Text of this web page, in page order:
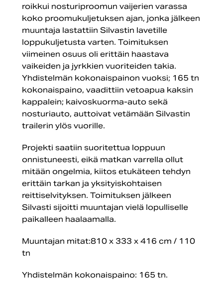
roikkui nosturiproomun vaijerien varassa
koko proomukuljetuksen ajan, jonka jälkeen
muuntaja lastattiin Silvastin lavetille
loppukuljetusta varten. Toimituksen
viimeinen osuus oli erittäin haastava
vaikeiden ja jyrkkien vuoriteiden takia.
Yhdistelmän kokonaispainon vuoksi; 165 tn
kokonaispaino, vaadittiin vetoapua kaksin
kappalein; kaivoskuorma-auto sekä
nosturiauto, auttoivat vetämään Silvastin
trailerin ylös vuorille.
Projekti saatiin suoritettua loppuun
onnistuneesti, eikä matkan varrella ollut
mitään ongelmia, kiitos etukäteen tehdyn
erittäin tarkan ja yksityiskohtaisen
reittiselvityksen. Toimituksen jälkeen
Silvasti sijoitti muuntajan vielä lopulliselle
paikalleen haalaamalla.
Muuntajan mitat:810 x 333 x 416 cm / 110
tn
Yhdistelmän kokonaispaino: 165 tn.